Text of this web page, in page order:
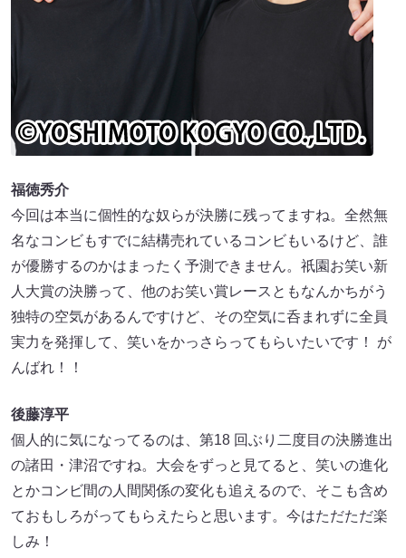
福徳秀介
今回は本当に個性的な奴らが決勝に残ってますね。全然無
名なコンビもすでに結構売れているコンビもいるけど、誰
が優勝するのかはまったく予測できません。祇園お笑い新
人大賞の決勝って、他のお笑い賞レースともなんかちがう
独特の空気があるんですけど、その空気に呑まれずに全員
実力を発揮して、笑いをかっさらってもらいたいです！ が
んばれ！！
後藤淳平
個人的に気になってるのは、第18 回ぶり二度目の決勝進出
の諸田・津沼ですね。大会をずっと見てると、笑いの進化
とかコンビ間の人間関係の変化も追えるので、そこも含め
ておもしろがってもらえたらと思います。今はただただ楽
しみ！